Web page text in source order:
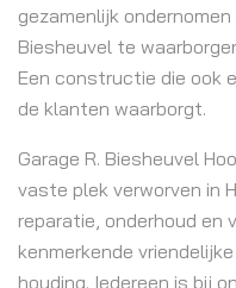
gezamenlijk
Biesheuvel te
Een constructie die ook
de klanten waarborgt.
Garage R. Biesheuvel
vaste plek verworven in
reparatie, onderhoud en
kenmerkende
houding. Iedereen is bij